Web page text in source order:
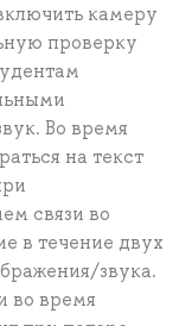
камеру
проверку
Во время
на текст
связи во
в течение двух
звука.
во время